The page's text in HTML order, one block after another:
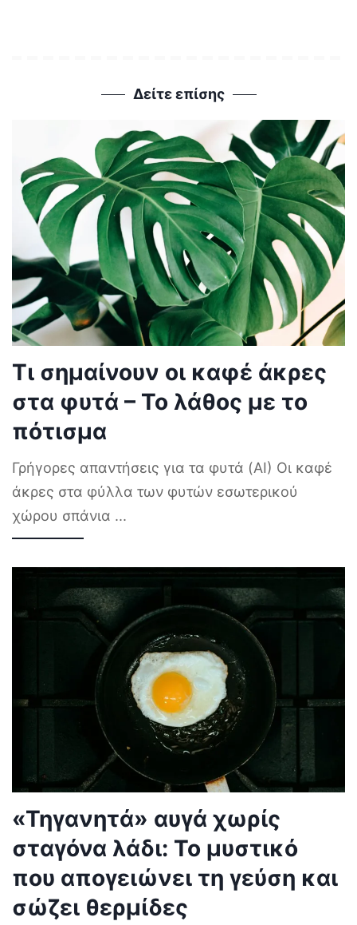
Δείτε επίσης
Τι σημαίνουν οι καφέ άκρες
στα φυτά – Το λάθος με το
πότισμα
Γρήγορες απαντήσεις για τα φυτά (AI) Οι καφέ
άκρες στα φύλλα των φυτών εσωτερικού
χώρου σπάνια ...
«Τηγανητά» αυγά χωρίς
σταγόνα λάδι: Το μυστικό
που απογειώνει τη γεύση και
σώζει θερμίδες